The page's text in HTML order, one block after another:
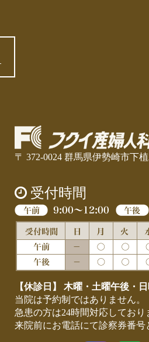
〒 372-0024 群馬県伊勢崎市下
受付時間
【休診日】 木曜・土曜午後・
当院は予約制ではありません。
急患の方は24時間対応しており
来院前にお電話にて診察券番号